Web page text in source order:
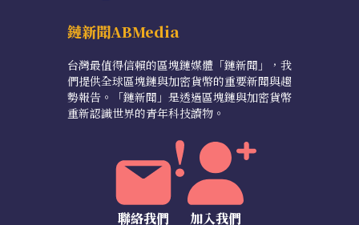
鏈新聞ABMedia
台灣最值得信賴的區塊鏈媒體「鏈新聞」，我
們提供全球區塊鏈與加密貨幣的重要新聞與趨
勢報告。「鏈新聞」是透過區塊鏈與加密貨幣
重新認識世界的青年科技讀物。
聯絡我們 加入我們